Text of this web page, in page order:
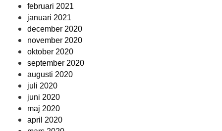
februari 2021
januari 2021
december 2020
november 2020
oktober 2020
september 2020
augusti 2020
juli 2020
juni 2020
maj 2020
april 2020